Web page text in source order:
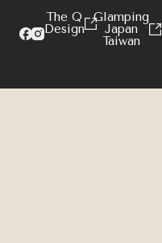
The Q
Design
Glamping
Japan
Taiwan